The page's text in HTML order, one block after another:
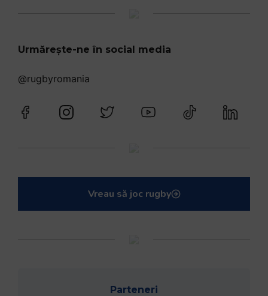
Urmărește-ne în social media
@rugbyromania
Vreau să joc rugby
Parteneri